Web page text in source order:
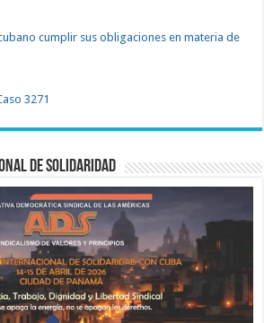
cumplir sus obligaciones en materia de
3271
de Solidaridad